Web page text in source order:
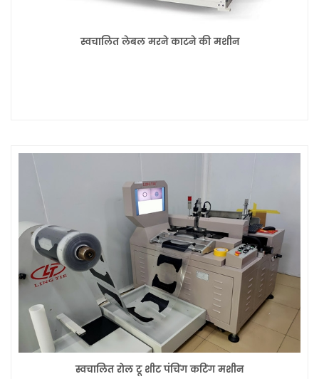
स्वचालित लेबल मरने काटने की मशीन
स्वचालित रोल टू शीट पंचिंग कटिंग मशीन